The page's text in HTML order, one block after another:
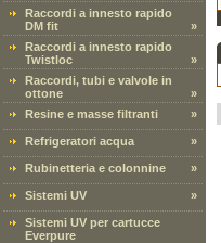
Raccordi a innesto rapido
DM fit
»
Raccordi a innesto rapido
Twistloc
»
Raccordi, tubi e valvole in
ottone
»
Resine e masse filtranti
»
Refrigeratori acqua »
Rubinetteria e colonnine »
Sistemi UV »
Sistemi UV per cartucce
Everpure